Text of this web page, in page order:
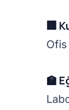
🏢
Ofis
🏫